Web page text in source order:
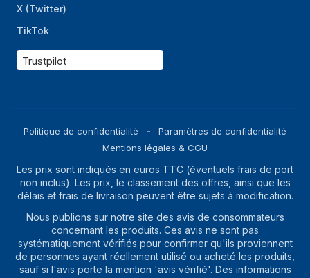
X (Twitter)
TikTok
Trustpilot
Politique de confidentialité
Paramètres de confidentialité
Mentions légales & CGU
Les prix sont indiqués en euros TTC (éventuels frais de port
non inclus). Les prix, le classement des offres, ainsi que les
délais et frais de livraison peuvent être sujets à modification.
Nous publions sur notre site des avis de consommateurs
concernant les produits. Ces avis ne sont pas
systématiquement vérifiés pour confirmer qu'ils proviennent
de personnes ayant réellement utilisé ou acheté les produits,
sauf si l'avis porte la mention 'avis vérifié'. Des informations